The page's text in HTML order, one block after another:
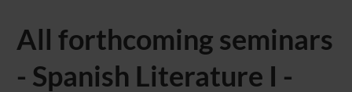
All forthcoming seminars
- Spanish Literature I -